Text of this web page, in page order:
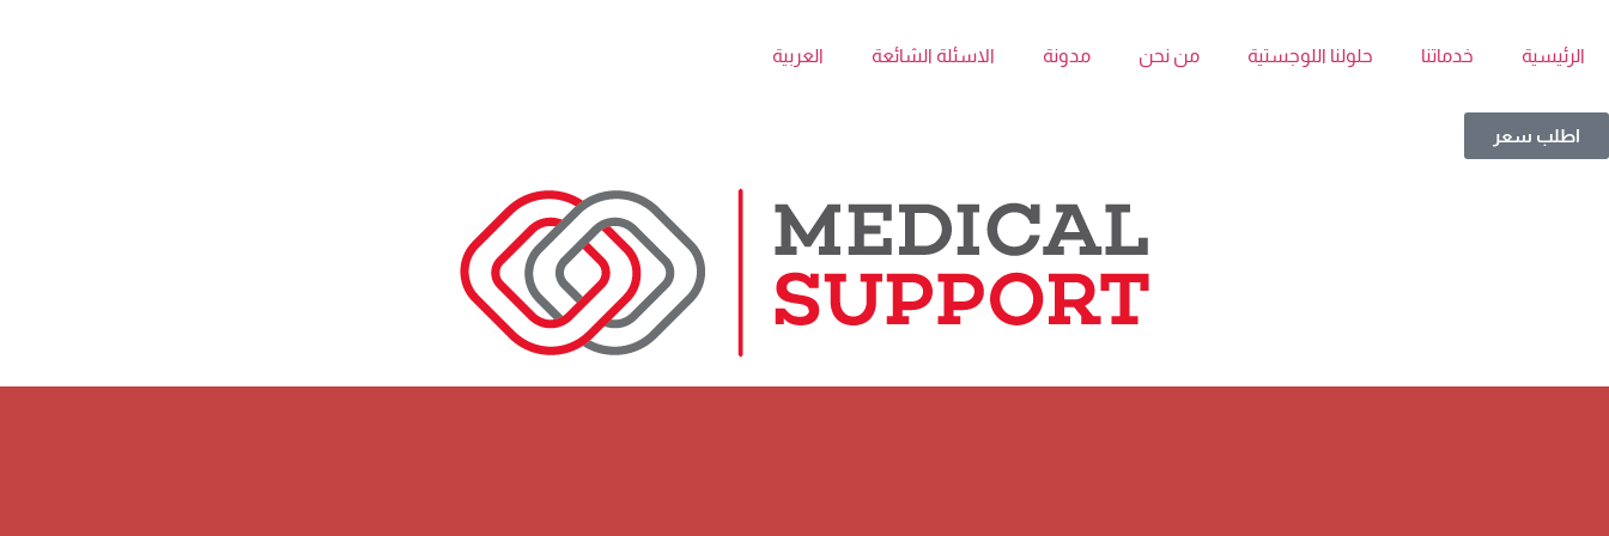
الرئيسية خدماتنا حلولنا اللوجستية من نحن مدونة الاسئلة الشائعة العربية
اطلب سعر